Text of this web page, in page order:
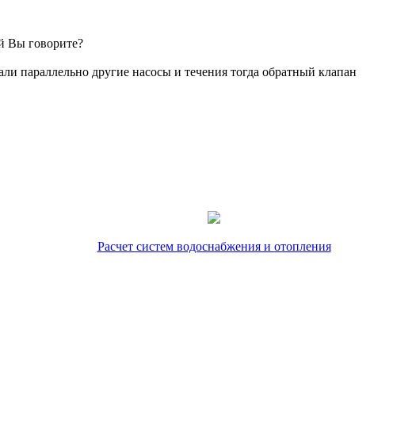
Вы говорите?
параллельно другие насосы и течения тогда обратный клапан
Расчет систем водоснабжения и отопления